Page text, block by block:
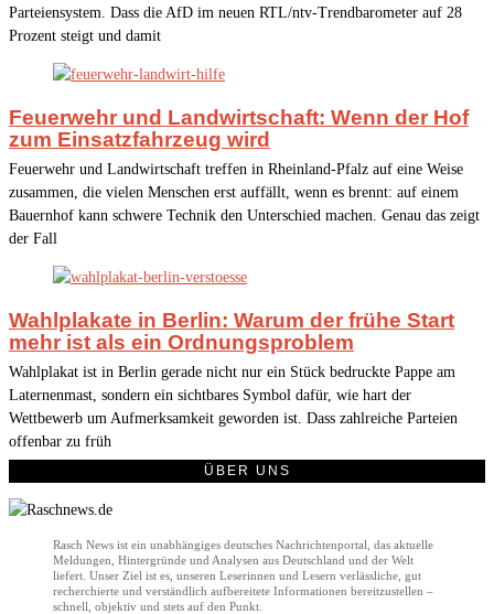
Parteiensystem. Dass die AfD im neuen RTL/ntv-Trendbarometer auf 28
Prozent steigt und damit
Feuerwehr und Landwirtschaft: Wenn der Hof
zum Einsatzfahrzeug wird
Feuerwehr und Landwirtschaft treffen in Rheinland-Pfalz auf eine Weise
zusammen, die vielen Menschen erst auffällt, wenn es brennt: auf einem
Bauernhof kann schwere Technik den Unterschied machen. Genau das zeigt
der Fall
Wahlplakate in Berlin: Warum der frühe Start
mehr ist als ein Ordnungsproblem
Wahlplakat ist in Berlin gerade nicht nur ein Stück bedruckte Pappe am
Laternenmast, sondern ein sichtbares Symbol dafür, wie hart der
Wettbewerb um Aufmerksamkeit geworden ist. Dass zahlreiche Parteien
offenbar zu früh
ÜBER UNS
Rasch News ist ein unabhängiges deutsches Nachrichtenportal, das aktuelle
Meldungen, Hintergründe und Analysen aus Deutschland und der Welt
liefert. Unser Ziel ist es, unseren Leserinnen und Lesern verlässliche, gut
recherchierte und verständlich aufbereitete Informationen bereitzustellen –
schnell, objektiv und stets auf den Punkt.